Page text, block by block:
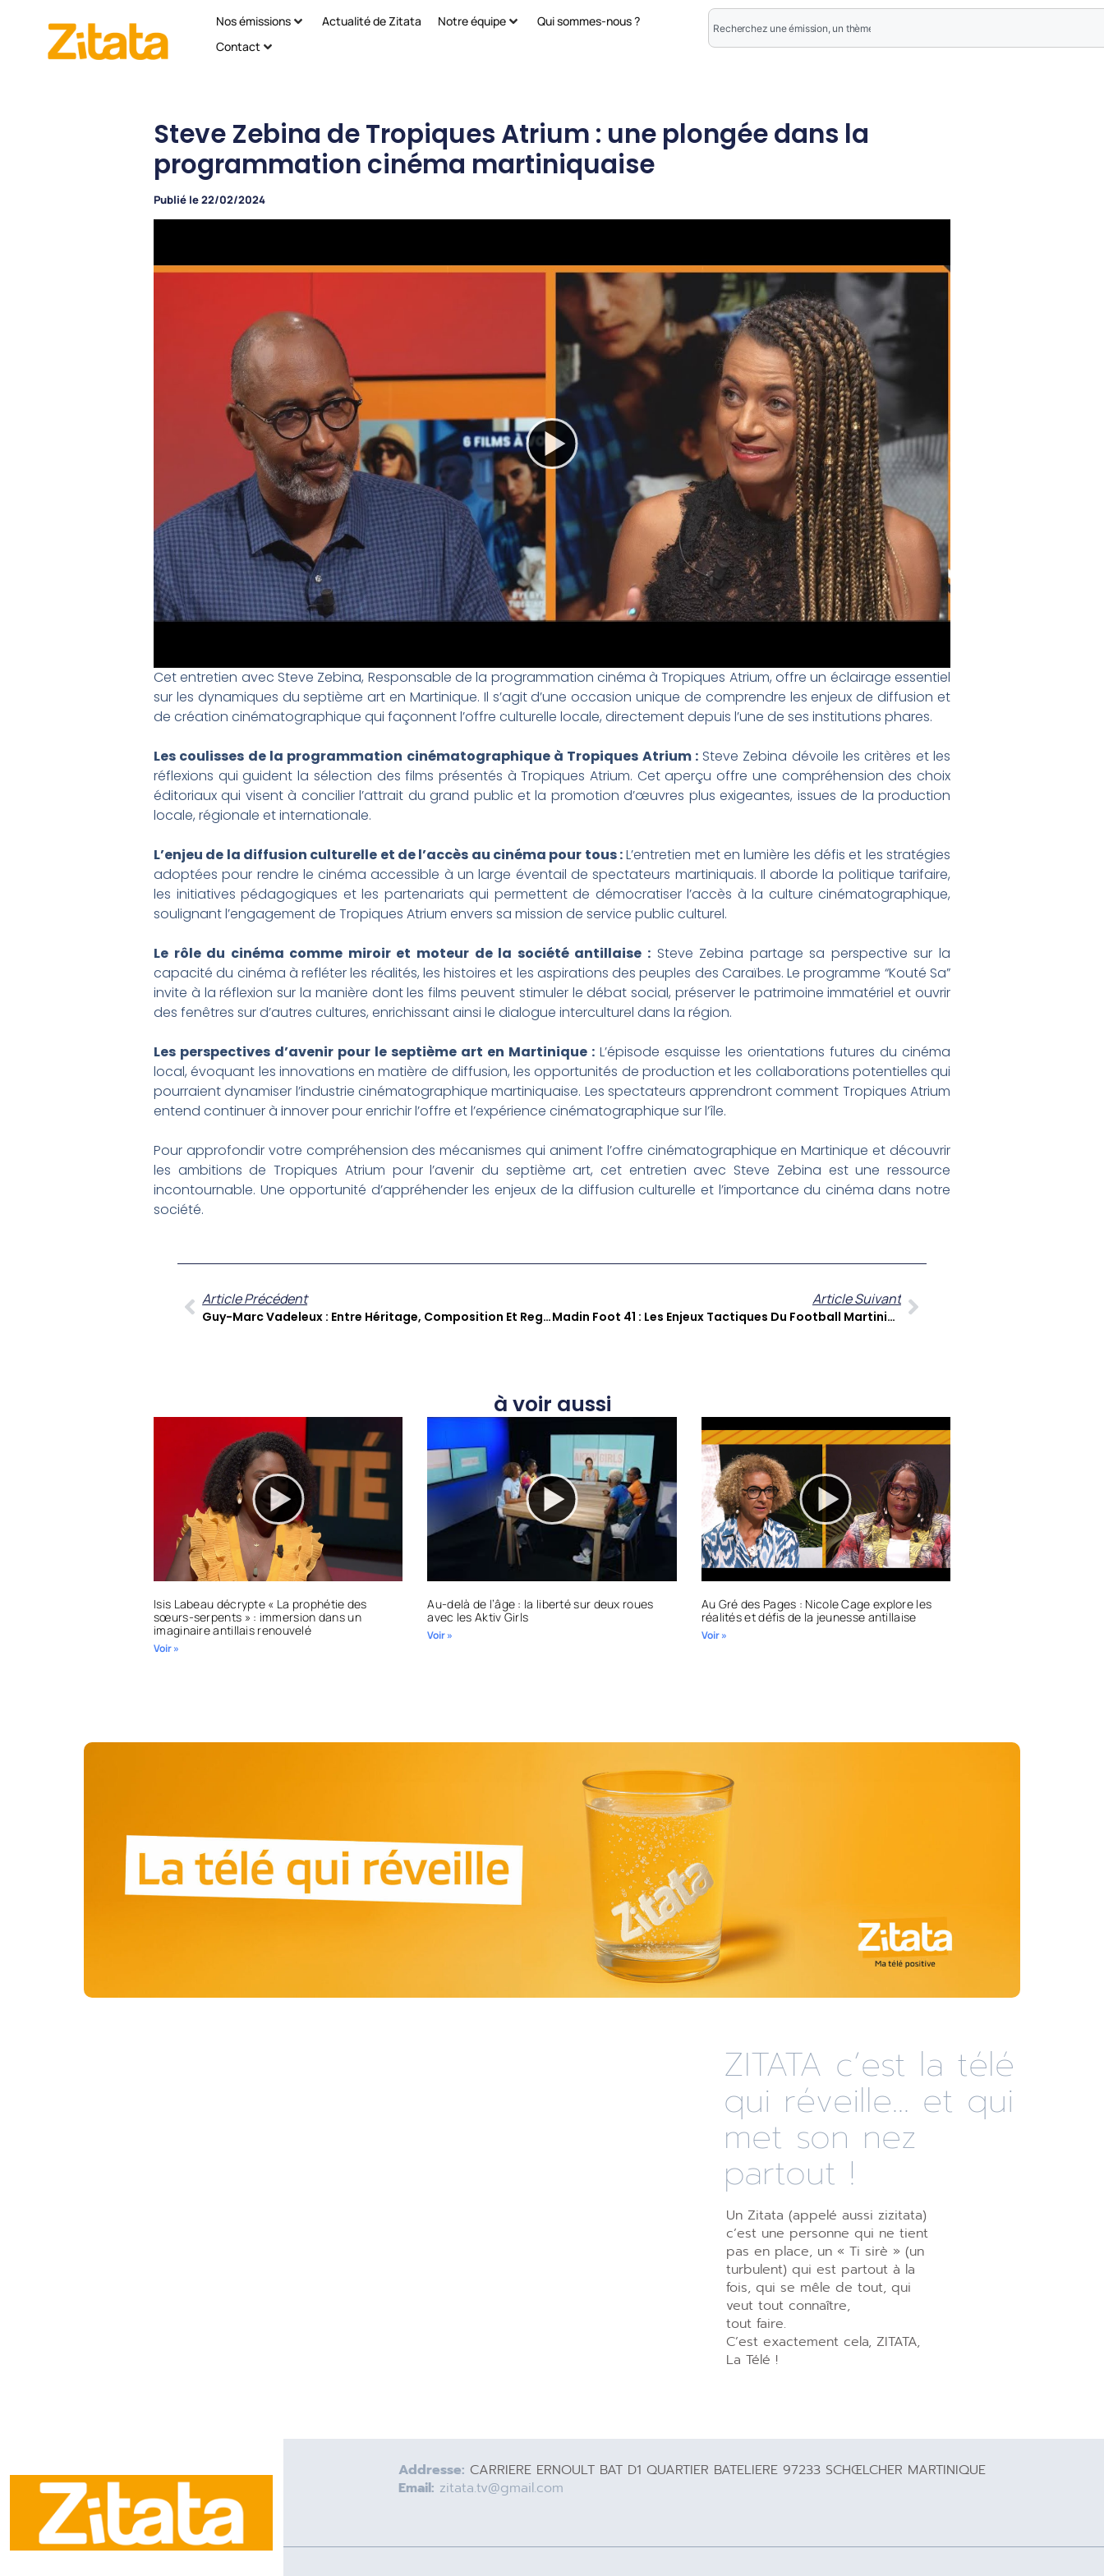
Nos émissions Actualité de Zitata Notre équipe
Qui sommes-nous ?
Contact
Steve Zebina de Tropiques Atrium : une plongée dans la
programmation cinéma martiniquaise
Publié le22/02/2024
Cet entretien avec Steve Zebina, Responsable de la programmation cinéma à Tropiques Atrium, offre un éclairage essentiel
sur les dynamiques du septième art en Martinique. Il s’agit d’une occasion unique de comprendre les enjeux de diffusion et
de création cinématographique qui façonnent l’offre culturelle locale, directement depuis l’une de ses institutions phares.
Les coulisses de la programmation cinématographique à Tropiques Atrium :Steve Zebina dévoile les critères et les
réflexions qui guident la sélection des films présentés à Tropiques Atrium. Cet aperçu offre une compréhension des choix
éditoriaux qui visent à concilier l’attrait du grand public et la promotion d’œuvres plus exigeantes, issues de la production
locale, régionale et internationale.
L’enjeu de la diffusion culturelle et de l’accès au cinéma pour tous :L’entretien met en lumière les défis et les stratégies
adoptées pour rendre le cinéma accessible à un large éventail de spectateurs martiniquais. Il aborde la politique tarifaire,
les initiatives pédagogiques et les partenariats qui permettent de démocratiser l’accès à la culture cinématographique,
soulignant l’engagement de Tropiques Atrium envers sa mission de service public culturel.
Le rôle du cinéma comme miroir et moteur de la société antillaise :Steve Zebina partage sa perspective sur la
capacité du cinéma à refléter les réalités, les histoires et les aspirations des peuples des Caraïbes. Le programme “Kouté Sa”
invite à la réflexion sur la manière dont les films peuvent stimuler le débat social, préserver le patrimoine immatériel et ouvrir
des fenêtres sur d’autres cultures, enrichissant ainsi le dialogue interculturel dans la région.
Les perspectives d’avenir pour le septième art en Martinique : L’épisode esquisse les orientations futures du cinéma
local, évoquant les innovations en matière de diffusion, les opportunités de production et les collaborations potentielles qui
pourraient dynamiser l’industrie cinématographique martiniquaise. Les spectateurs apprendront comment Tropiques Atrium
entend continuer à innover pour enrichir l’offre et l’expérience cinématographique sur l’île.
Pour approfondir votre compréhension des mécanismes qui animent l’offre cinématographique en Martinique et découvrir
les ambitions de Tropiques Atrium pour l’avenir du septième art, cet entretien avec Steve Zebina est une ressource
incontournable. Une opportunité d’appréhender les enjeux de la diffusion culturelle et l’importance du cinéma dans notre
société.
Article Précédent
Guy-Marc Vadeleux : Entre Héritage, Composition Et Regard Sur La Culture Antillaise
Article Suivant
Madin Foot 41 : Les Enjeux Tactiques Du Football Martiniquais Décortiqués
à voir aussi
Isis Labeau décrypte « La prophétie des
sœurs-serpents » : immersion dans un
imaginaire antillais renouvelé
Voir »
Au-delà de l’âge : la liberté sur deux roues
avec les Aktiv Girls
Voir »
Au Gré des Pages : Nicole Cage explore les
réalités et défis de la jeunesse antillaise
Voir »
ZITATA c’est la télé
qui réveille... et qui
met son nez
partout !
Un Zitata (appelé aussi zizitata)
c’est une personne qui ne tient
pas en place, un « Ti sirè » (un
turbulent) qui est partout à la
fois, qui se mêle de tout, qui
veut tout connaître,
tout faire.
C’est exactement cela, ZITATA,
La Télé !
Addresse: CARRIERE ERNOULT BAT D1 QUARTIER BATELIERE 97233 SCHŒLCHER MARTINIQUE
Email: zitata.tv@gmail.com